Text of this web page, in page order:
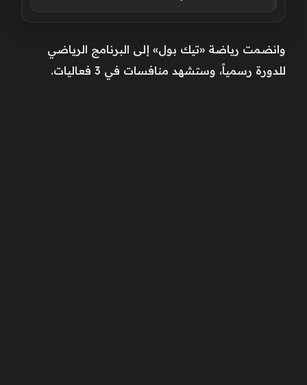
وانضمت رياضة «تيك بول» إلى البرنامج الرياضي
للدورة رسمياً، وستشهد منافسات في 3 فعاليات.